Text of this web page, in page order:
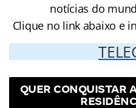
notícias do
Clique no link abaixo e
QUER CONQUISTAR